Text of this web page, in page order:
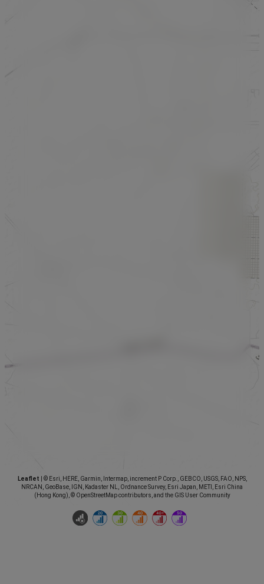
Leaflet
© Esri, HERE, Garmin, Intermap, increment P Corp., GEBCO, USGS, FAO, NPS,
NRCAN, GeoBase, IGN, Kadaster NL, Ordnance Survey, Esri Japan, METI, Esri China
(Hong Kong), © OpenStreetMap contributors, and the GIS User Community